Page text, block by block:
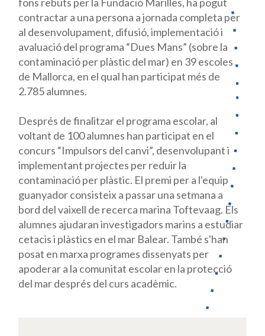
contractar a una persona a jornada completa per
al desenvolupament, difusió, implementació i
avaluació del programa “Dues Mans” (sobre la
contaminació per plàstic del mar) en 39 escoles
de Mallorca, en el qual han participat més de
2.785 alumnes.
Després de finalitzar el programa escolar, al
voltant de 100 alumnes han participat en el
concurs “Impulsors del canvi”, desenvolupant i
implementant projectes per reduir la
contaminació per plàstic. El premi per a l'equip
guanyador consisteix a passar una setmana a
bord del vaixell de recerca marina Toftevaag. Els
alumnes ajudaran investigadors marins a estudiar
cetacis i plàstics en el mar Balear. També s'han
posat en marxa programes dissenyats per
apoderar a la comunitat escolar en la protecció
del mar després del curs acadèmic.